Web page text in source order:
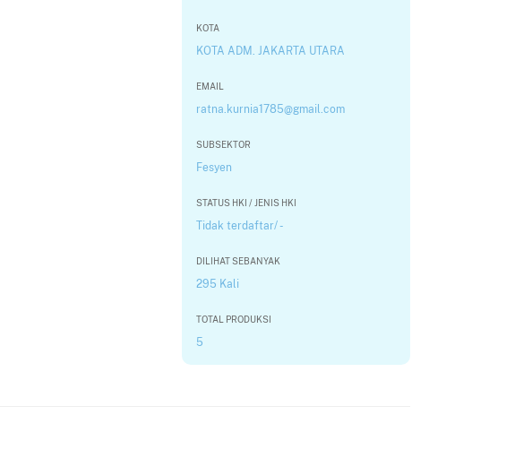
KOTA
KOTA ADM. JAKARTA UTARA
EMAIL
ratna.kurnia1785@gmail.com
SUBSEKTOR
Fesyen
STATUS HKI / JENIS HKI
Tidak terdaftar/ -
DILIHAT SEBANYAK
295 Kali
TOTAL PRODUKSI
5